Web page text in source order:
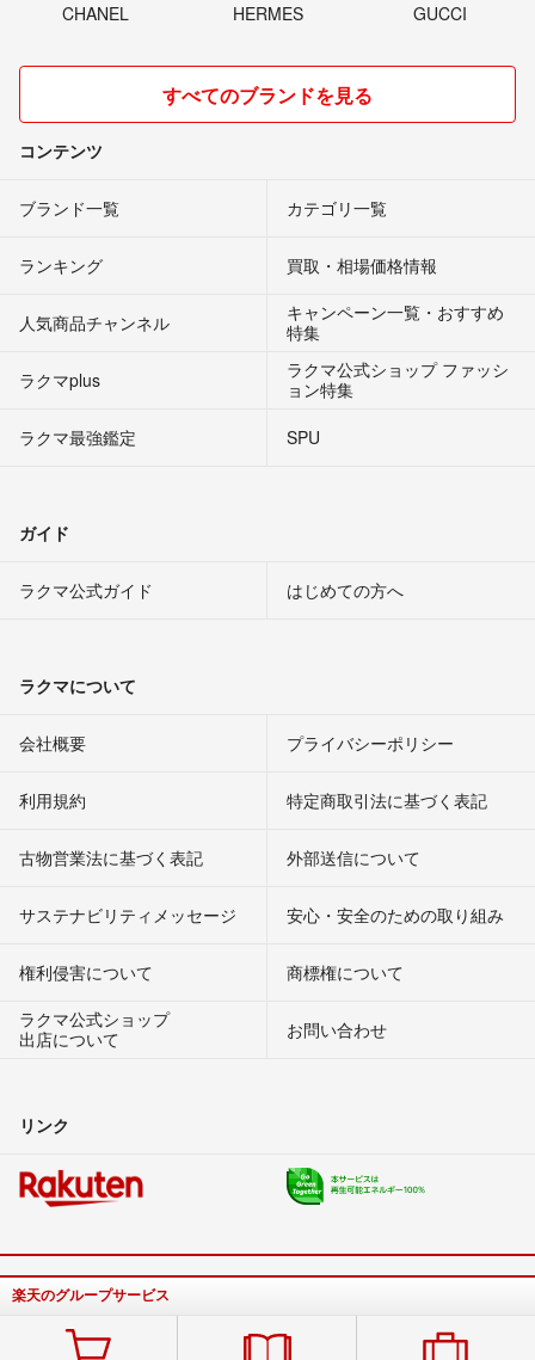
CHANEL HERMES GUCCI
すべてのブランドを見る
コンテンツ
ブランド一覧 カテゴリ一覧
ランキング 買取・相場価格情報
人気商品チャンネル
キャンペーン一覧・おすすめ
特集
ラクマplus
ラクマ公式ショップ ファッシ
ョン特集
ラクマ最強鑑定
SPU
ガイド
ラクマ公式ガイド はじめての方へ
ラクマについて
会社概要 プライバシーポリシー
利用規約 特定商取引法に基づく表記
古物営業法に基づく表記 外部送信について
サステナビリティメッセージ 安心・安全のための取り組み
権利侵害について
商標権について
ラクマ公式ショップ
出店について
お問い合わせ
リンク
楽天のグループサービス